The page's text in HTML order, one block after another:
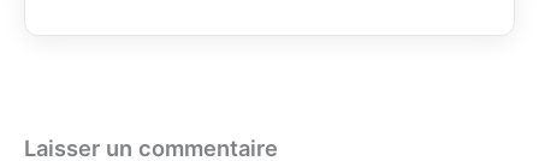
Laisser un commentaire